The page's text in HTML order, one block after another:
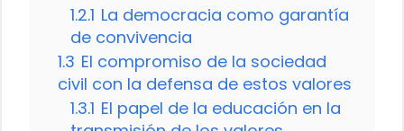
1.2.1 La democracia como garantía
de convivencia
1.3 El compromiso de la sociedad
civil con la defensa de estos valores
1.3.1 El papel de la educación en la